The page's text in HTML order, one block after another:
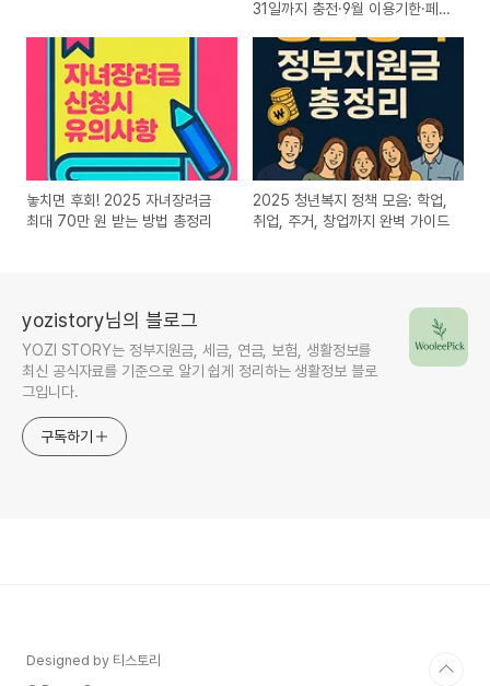
31일까지 충전·9월 이용기한·페이
놓치면 후회! 2025 자녀장려금
최대 70만 원 받는 방법 총정리
2025 청년복지 정책 모음: 학업,
취업, 주거, 창업까지 완벽 가이드
yozistory님의 블로그
YOZI STORY는 정부지원금, 세금, 연금, 보험, 생활정보를
최신 공식자료를 기준으로 알기 쉽게 정리하는 생활정보 블로
그입니다.
구독하기
Designed by 티스토리